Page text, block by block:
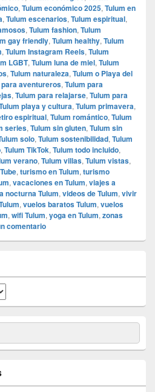
, Tulum económico 2025, Tulum en
, Tulum escenarios, Tulum espiritual,
, Tulum fashion, Tulum
gay friendly, Tulum healthy, Tulum
, Tulum Instagram Reels, Tulum
LGBT, Tulum luna de miel, Tulum
, Tulum naturaleza, Tulum o Playa del
para aventureros, Tulum para
, Tulum para relajarse, Tulum para
playa y cultura, Tulum primavera,
espiritual, Tulum romántico, Tulum
series, Tulum sin gluten, Tulum sin
solo, Tulum sostenibilidad, Tulum
, Tulum TikTok, Tulum todo incluido,
verano, Tulum villas, Tulum vistas,
, turismo en Tulum, turismo
, vacaciones en Tulum, viajes a
nocturna Tulum, videos de Tulum, vivir
, vuelos baratos Tulum, vuelos
, wifi Tulum, yoga en Tulum, zonas
comentario